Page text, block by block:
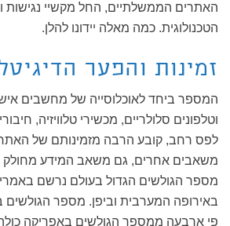
האתרים הממשלתיים, החל מקשיי נגישות
הטכנולוגית. כמה מאלה יידונו להלן.
זמינות והפער
המספר ביחד לאוכלוסייה של מחשבים
וטלפונים סלולריים, מכשירי טלוויזיה,
לפס רחב, קובע הרבה מזמינותם של
משאבים אחרים, גם משאב המידע מחולק
מספר הגולשים הגדול בעולם נרשם
באירופה המערבית וביפן. מספר הגולשים